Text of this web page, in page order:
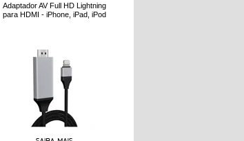
Adaptador AV Full HD Lightning
para HDMI - iPhone, iPad, iPod